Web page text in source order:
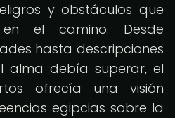
y obstáculos que
el camino. Desde
hasta descripciones
alma debía superar, el
ofrecía una visión
egipcias sobre la